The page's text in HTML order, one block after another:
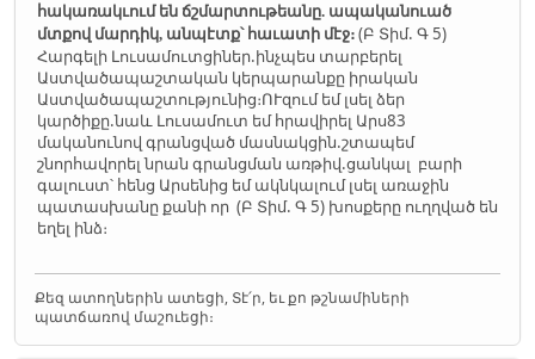
հակառակւում են ճշմարտութեանը. ապականուած
մտքով մարդիկ, անպէտք՝ հաւատի մէջ։ (Բ Տիմ. Գ 5)
Հարգելի Լուսամուտցիներ.ինչպես տարբերել
Աստվածապաշտական կերպարանքը իրական
Աստվածապաշտությունից։ՈՒզում եմ լսել ձեր
կարծիքը.նաև Լուսամուտ եմ հրավիրել Արս83
մականունով գրանցված մասնակցին.շտապեմ
շնորհավորել նրան գրանցման առթիվ.ցանկալ բարի
գալուստ՝ հենց Արսենից եմ ակնկալում լսել առաջին
պատասխանը քանի որ (Բ Տիմ. Գ 5) խոսքերը ուղղված են
եղել ինձ։
Քեզ ատողներին ատեցի, Տէ՛ր, եւ քո թշնամիների
պատճառով մաշուեցի։